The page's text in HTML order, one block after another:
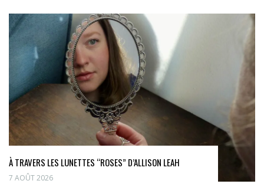
À TRAVERS LES LUNETTES “ROSES” D’ALLISON LEAH
7 AOÛT 2026